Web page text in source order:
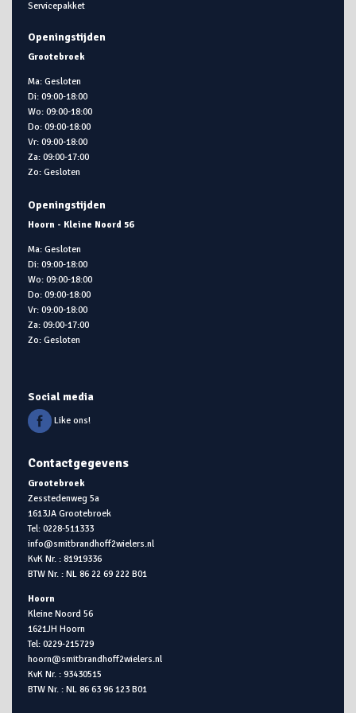
Servicepakket
Openingstijden
Grootebroek
Ma: Gesloten
Di: 09:00-18:00
Wo: 09:00-18:00
Do: 09:00-18:00
Vr: 09:00-18:00
Za: 09:00-17:00
Zo: Gesloten
Openingstijden
Hoorn - Kleine Noord 56
Ma: Gesloten
Di: 09:00-18:00
Wo: 09:00-18:00
Do: 09:00-18:00
Vr: 09:00-18:00
Za: 09:00-17:00
Zo: Gesloten
Social media
Like ons!
Contactgegevens
Grootebroek
Zesstedenweg 5a
1613JA Grootebroek
Tel: 0228-511333
info@smitbrandhoff2wielers.nl
KvK Nr. : 81919336
BTW Nr. : NL 86 22 69 222 B01
Hoorn
Kleine Noord 56
1621JH Hoorn
Tel: 0229-215729
hoorn@smitbrandhoff2wielers.nl
KvK Nr. : 93430515
BTW Nr. : NL 86 63 96 123 B01